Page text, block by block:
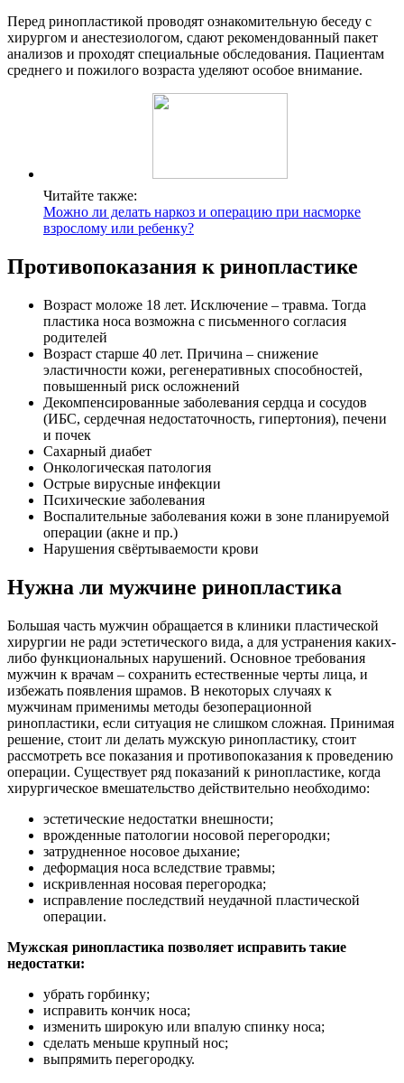
Перед ринопластикой проводят ознакомительную беседу с
хирургом и анестезиологом, сдают рекомендованный пакет
анализов и проходят специальные обследования. Пациентам
среднего и пожилого возраста уделяют особое внимание.
Читайте также:
Можно ли делать наркоз и операцию при насморке
взрослому или ребенку?
Противопоказания к ринопластике
Возраст моложе 18 лет. Исключение – травма. Тогда
пластика носа возможна с письменного согласия
родителей
Возраст старше 40 лет. Причина – снижение
эластичности кожи, регенеративных способностей,
повышенный риск осложнений
Декомпенсированные заболевания сердца и сосудов
(ИБС, сердечная недостаточность, гипертония), печени
и почек
Сахарный диабет
Онкологическая патология
Острые вирусные инфекции
Психические заболевания
Воспалительные заболевания кожи в зоне планируемой
операции (акне и пр.)
Нарушения свёртываемости крови
Нужна ли мужчине ринопластика
Большая часть мужчин обращается в клиники пластической
хирургии не ради эстетического вида, а для устранения каких-
либо функциональных нарушений. Основное требования
мужчин к врачам – сохранить естественные черты лица, и
избежать появления шрамов. В некоторых случаях к
мужчинам применимы методы безоперационной
ринопластики, если ситуация не слишком сложная. Принимая
решение, стоит ли делать мужскую ринопластику, стоит
рассмотреть все показания и противопоказания к проведению
операции. Существует ряд показаний к ринопластике, когда
хирургическое вмешательство действительно необходимо:
эстетические недостатки внешности;
врожденные патологии носовой перегородки;
затрудненное носовое дыхание;
деформация носа вследствие травмы;
искривленная носовая перегородка;
исправление последствий неудачной пластической
операции.
Мужская ринопластика позволяет исправить такие
недостатки:
убрать горбинку;
исправить кончик носа;
изменить широкую или впалую спинку носа;
сделать меньше крупный нос;
выпрямить перегородку.